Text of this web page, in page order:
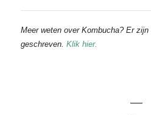
Meer weten over Kombucha? Er
geschreven. Klik hier.